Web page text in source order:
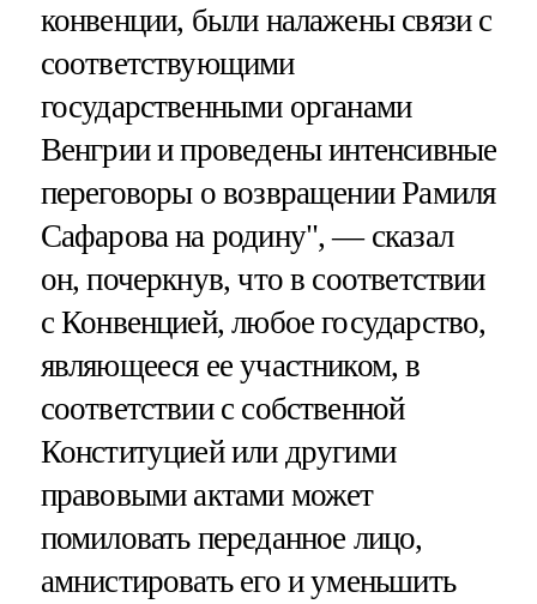
конвенции, были налажены связи с
соответствующими
государственными органами
Венгрии и проведены интенсивные
переговоры о возвращении Рамиля
Сафарова на родину", — сказал
он, почеркнув, что в соответствии
с Конвенцией, любое государство,
являющееся ее участником, в
соответствии с собственной
Конституцией или другими
правовыми актами может
помиловать переданное лицо,
амнистировать его и уменьшить